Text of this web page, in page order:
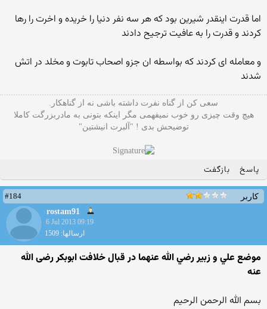
اما قدرت اینقدر شیرین بود که هر سه نفر دنیا را خریده و اخرت را رها
کردند و قدرت را به عافیت ترجیح دادند
و معامله ای کردند که بواسطه ان جزو اصحاب تابوت و مخلد در اتش
شدند
سعی کن از گناه نفرت داشته باشی نه از گناهکار.
هیچ وقت چیزی رو خوب نمیفهمی مگر اینکه بتونی به مادربزرگت کاملا
توضیحش بدی ! "آلبرت انیشتین"
پاسخ بازگفت
کاربر
#184
rostam91
6 Jul 2013 09:19
ارسالها: 1509
موضع علي و زبير رضي الله عنهما در قبال خلافت ابوبكر رضی الله
عنه
بسم الله الرحمن الرحیم